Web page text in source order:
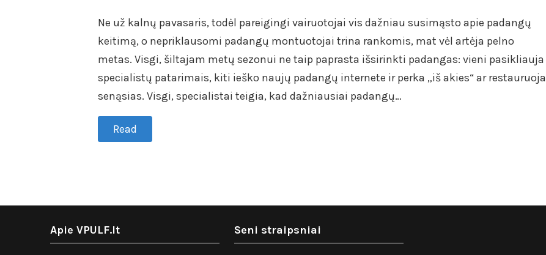
Ne už kalnų pavasaris, todėl pareigingi vairuotojai vis dažniau susimąsto apie padangų
keitimą, o nepriklausomi padangų montuotojai trina rankomis, mat vėl artėja pelno
metas. Visgi, šiltajam metų sezonui ne taip paprasta išsirinkti padangas: vieni pasikliauja
specialistų patarimais, kiti ieško naujų padangų internete ir perka „iš akies“ ar restauruoja
senąsias. Visgi, specialistai teigia, kad dažniausiai padangų…
Read
Apie VPULF.lt Seni straipsniai